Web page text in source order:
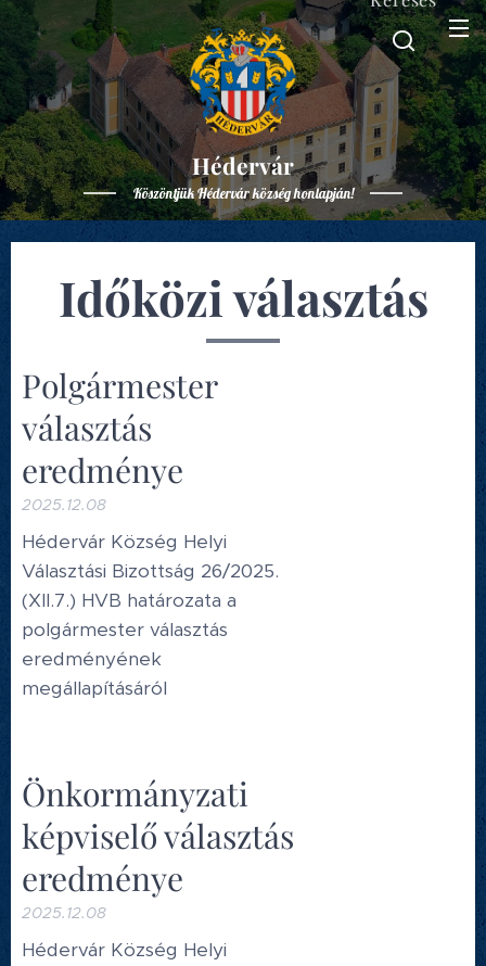
Hédervár
Köszöntjük Hédervár község honlapján!
Időközi választás
Polgármester
választás
eredménye
2025.12.08
Hédervár Község Helyi
Választási Bizottság 26/2025.
(XII.7.) HVB határozata a
polgármester választás
eredményének
megállapításáról
Önkormányzati
képviselő választás
eredménye
2025.12.08
Hédervár Község Helyi